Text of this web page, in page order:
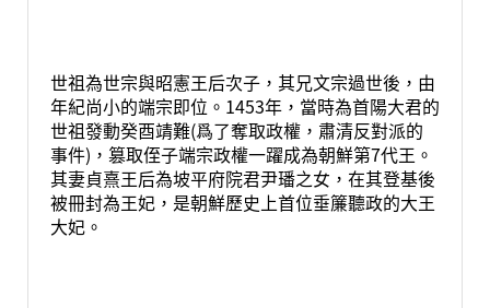
世祖為世宗與昭憲王后次子，其兄文宗過世後，由
年紀尚小的端宗即位。1453年，當時為首陽大君的
世祖發動癸酉靖難(爲了奪取政權，肅清反對派的
事件)，篡取侄子端宗政權一躍成為朝鮮第7代王。
其妻貞熹王后為坡平府院君尹璠之女，在其登基後
被冊封為王妃，是朝鮮歷史上首位垂簾聽政的大王
大妃。